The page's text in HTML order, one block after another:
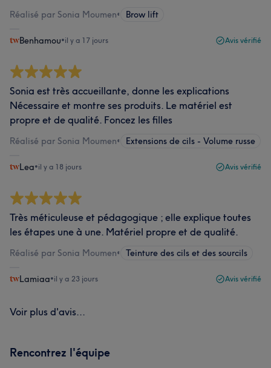
Réalisé par Sonia Moumen• Brow lift
Benhamou•il y a 17 jours Avis vérifié
Sonia est très accueillante, donne les explications
Nécessaire et montre ses produits. Le matériel est
propre et de qualité. Foncez les filles
Réalisé par Sonia Moumen• Extensions de cils - Volume russe
Lea•il y a 18 jours Avis vérifié
Très méticuleuse et pédagogique ; elle explique toutes
les étapes une à une. Matériel propre et de qualité.
Réalisé par Sonia Moumen• Teinture des cils et des sourcils
Lamiaa•il y a 23 jours Avis vérifié
Voir plus d'avis...
Rencontrez l'équipe